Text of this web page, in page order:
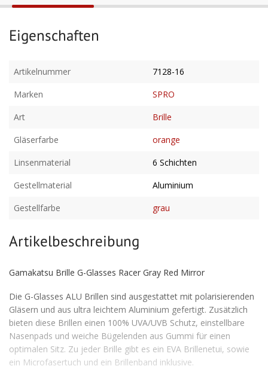
Eigenschaften
Artikelnummer
7128-16
Marken
SPRO
Art
Brille
Gläserfarbe
orange
Linsenmaterial
6 Schichten
Gestellmaterial
Aluminium
Gestellfarbe
grau
Artikelbeschreibung
Gamakatsu Brille G-Glasses Racer Gray Red Mirror
Die G-Glasses ALU Brillen sind ausgestattet mit polarisierenden
Gläsern und aus ultra leichtem Aluminium gefertigt. Zusätzlich
bieten diese Brillen einen 100% UVA/UVB Schutz, einstellbare
Nasenpads und weiche Bügelenden aus Gummi für einen
optimalen Sitz. Zu jeder Brille gibt es ein EVA Brillenetui, sowie
ein Microfasertuch und ein Brillenband inklusive.